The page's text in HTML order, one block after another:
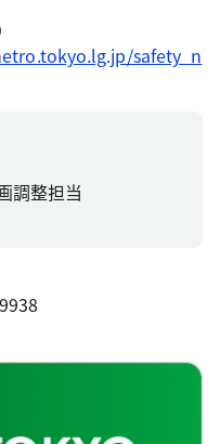
safety_n
調整担当